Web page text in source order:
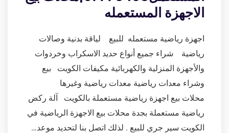
الاجهزة المستعمله
اجهزة رياضية مستعمله للبيع لياقة بدنية وصالات
رياضية شراء جميع أنواع حديد الاسكراب وخردوات
والأجهزة المنزلية والكهربائية مكيفات الكويت بيع
وشراء معدات رياضية معدات رياضية وغيرها
محلات بيع اجهزة رياضية مستعملة بالكويت آلة ركض
رياضية مستعملة بجدة محلات بيع الاجهزة الرياضية في
الكويت سير جري للبيع . لذلك اتصل بنا لتحديد موعد…